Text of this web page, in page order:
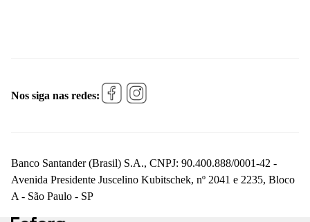
Nos siga nas redes:
Banco Santander (Brasil) S.A., CNPJ: 90.400.888/0001-42 -
Avenida Presidente Juscelino Kubitschek, nº 2041 e 2235, Bloco
A - São Paulo - SP